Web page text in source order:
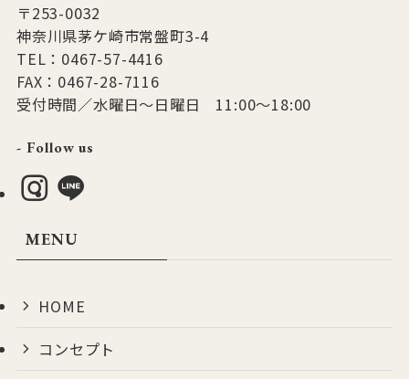
MENU
HOME
コンセプト
〒253-0032
神奈川県茅ケ崎市常盤町3-4
TEL：0467-57-4416
FAX：0467-28-7116
受付時間／水曜日～日曜日 11:00～18:00
- Follow us